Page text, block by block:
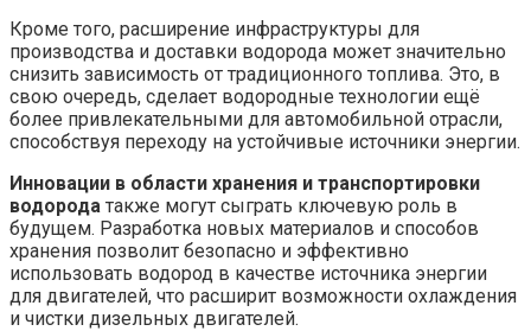
Кроме того, расширение инфраструктуры для
производства и доставки водорода может значительно
снизить зависимость от традиционного топлива. Это, в
свою очередь, сделает водородные технологии ещё
более привлекательными для автомобильной отрасли,
способствуя переходу на устойчивые источники энергии.
Инновации в области хранения и транспортировки
водорода также могут сыграть ключевую роль в
будущем. Разработка новых материалов и способов
хранения позволит безопасно и эффективно
использовать водород в качестве источника энергии
для двигателей, что расширит возможности охлаждения
и чистки дизельных двигателей.